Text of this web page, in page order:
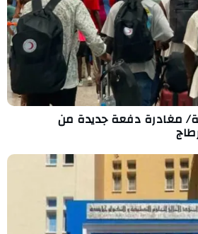
مغادرة دفعة جديدة من